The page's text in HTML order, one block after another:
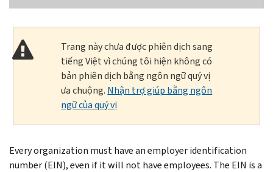
Trang này chưa được phiên dịch sang
tiếng Việt vì chúng tôi hiện không có
bản phiên dịch bằng ngôn ngữ quý vị
ưa chuộng. Nhận trợ giúp bằng ngôn
ngữ của quý vị
Every organization must have an employer identification
number (EIN), even if it will not have employees. The EIN is a